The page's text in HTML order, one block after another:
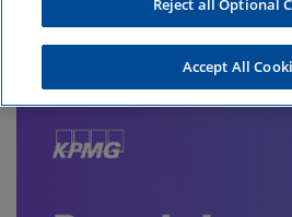
Services RegulatoryReject all Optional
Accept All